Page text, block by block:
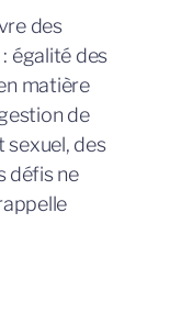
des
égalité des
matière
de
sexuel, des
défis ne